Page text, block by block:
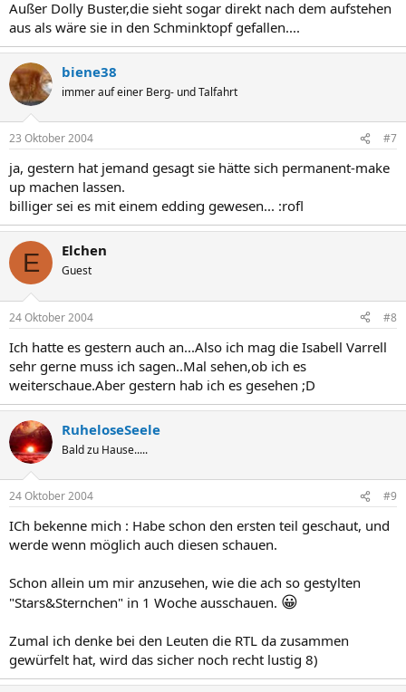
Außer Dolly Buster,die sieht sogar direkt nach dem aufstehen
aus als wäre sie in den Schminktopf gefallen....
biene38
immer auf einer Berg- und Talfahrt
23 Oktober 2004 #7
ja, gestern hat jemand gesagt sie hätte sich permanent-make
up machen lassen.
billiger sei es mit einem edding gewesen... :rofl
E Elchen
Guest
24 Oktober 2004 #8
Ich hatte es gestern auch an...Also ich mag die Isabell Varrell
sehr gerne muss ich sagen..Mal sehen,ob ich es
weiterschaue.Aber gestern hab ich es gesehen ;D
RuheloseSeele
Bald zu Hause.....
24 Oktober 2004 #9
ICh bekenne mich : Habe schon den ersten teil geschaut, und
werde wenn möglich auch diesen schauen.
Schon allein um mir anzusehen, wie die ach so gestylten
"Stars&Sternchen" in 1 Woche ausschauen. 😀
Zumal ich denke bei den Leuten die RTL da zusammen
gewürfelt hat, wird das sicher noch recht lustig 8)